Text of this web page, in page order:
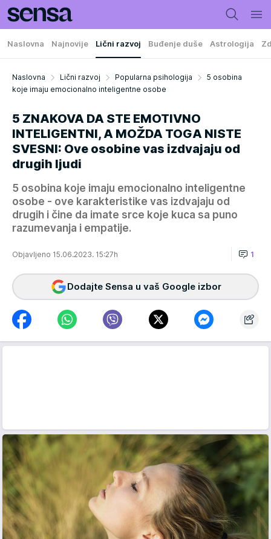
Naslovna Najnovije Lični razvoj Buđenje duše Astrologija
Naslovna Lični razvoj Popularna psihologija
5 osobina
koje imaju emocionalno inteligentne osobe
5 ZNAKOVA DA STE EMOTIVNO
INTELIGENTNI, A MOŽDA TOGA NISTE
SVESNI: Ove osobine vas izdvajaju od
drugih ljudi
5 osobina koje imaju emocionalno inteligentne
osobe - ove karakteristike vas izdvajaju od
drugih i čine da imate srce koje kuca sa puno
razumevanja i empatije.
Objavljeno 15.06.2023. 15:27h 1
Dodajte Sensa u vaš Google izbor